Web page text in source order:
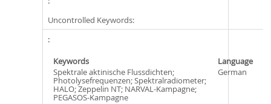
Uncontrolled Keywords:
Keywords
Language
Spektrale aktinische Flussdichten;
Photolysefrequenzen; Spektralradiometer;
HALO; Zeppelin NT; NARVAL-Kampagne;
PEGASOS-Kampagne
German